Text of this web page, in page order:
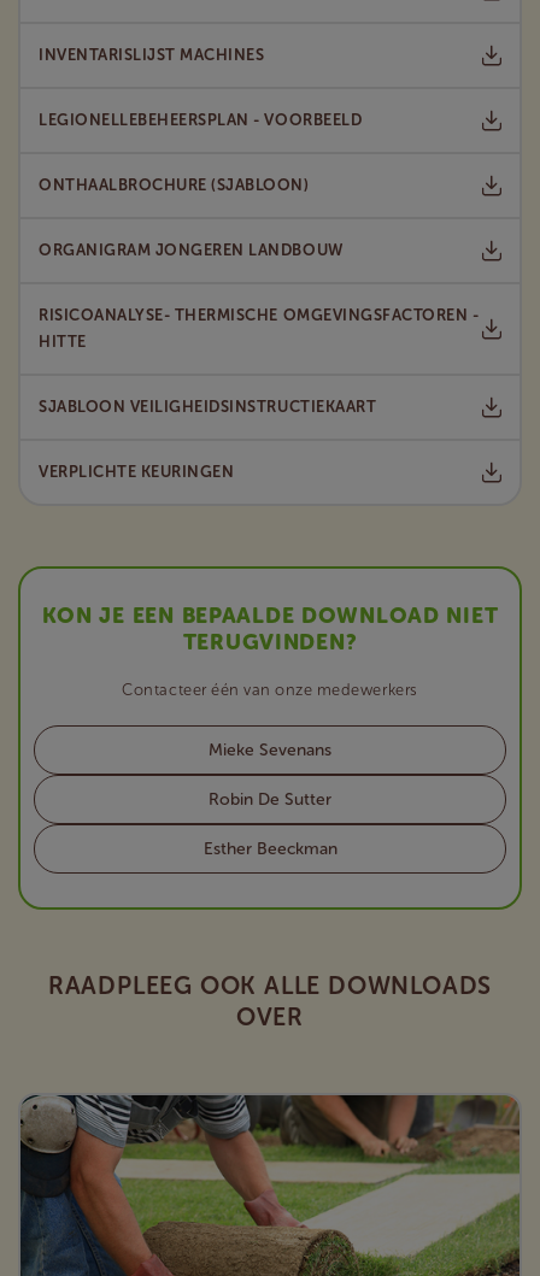
INVENTARISLIJST MACHINES
LEGIONELLEBEHEERSPLAN - VOORBEELD
ONTHAALBROCHURE (SJABLOON)
ORGANIGRAM JONGEREN LANDBOUW
RISICOANALYSE- THERMISCHE OMGEVINGSFACTOREN -
HITTE
SJABLOON VEILIGHEIDSINSTRUCTIEKAART
VERPLICHTE KEURINGEN
KON JE EEN BEPAALDE DOWNLOAD NIET
TERUGVINDEN?
Contacteer één van onze medewerkers
Mieke Sevenans
Robin De Sutter
Esther Beeckman
RAADPLEEG OOK ALLE DOWNLOADS
OVER